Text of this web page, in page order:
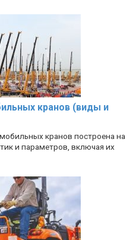
кранов (виды и
кранов построена на
и параметров, включая их